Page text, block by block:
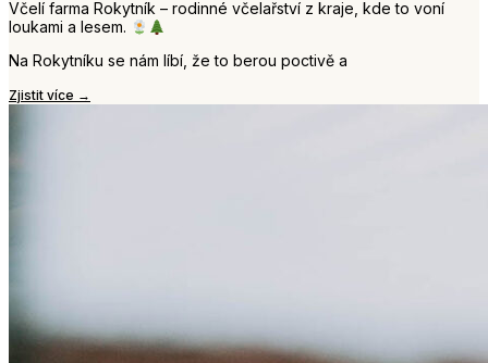
Včelí farma Rokytník – rodinné včelařství z kraje, kde to voní
loukami a lesem.
Na Rokytníku se nám líbí, že to berou poctivě a
Zjistit více →